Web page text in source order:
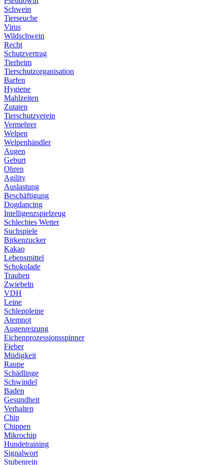
Schwein
Tierseuche
Virus
Wildschwein
Recht
Schutzvertrag
Tierheim
Tierschutzorganisation
Barfen
Hygiene
Mahlzeiten
Zutaten
Tierschutzverein
Vermehrer
Welpen
Welpenhändler
Augen
Geburt
Ohren
Agility
Auslastung
Beschäftigung
Dogdancing
Intelligenzspielzeug
Schlechtes Wetter
Suchspiele
Birkenzucker
Kakao
Lebensmittel
Schokolade
Trauben
Zwiebeln
VDH
Leine
Schleppleine
Atemnot
Augenreizung
Eichenprozessionsspinner
Fieber
Müdigkeit
Raupe
Schädlinge
Schwindel
Baden
Gesundheit
Verhalten
Chip
Chippen
Mikrochip
Hundetraining
Signalwort
Stubenrein